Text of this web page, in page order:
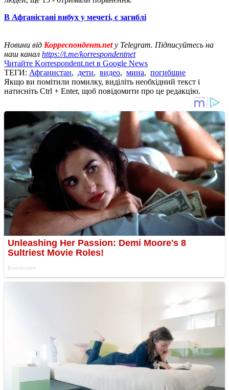
В Афганістані вибух у мечеті, є загиблі
Новини від Корреспондент.netу Telegram. Підписуйтесь на
наш канал https://t.me/korrespondentnet
Читайте Korrespondent.net в Google News
ТЕГИ: Афганистан, дети, видео, мина, погибшие
Якщо ви помітили помилку, виділіть необхідний текст і
натисніть Ctrl + Enter, щоб повідомити про це редакцію.